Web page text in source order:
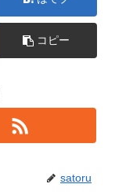
コピー
satoru